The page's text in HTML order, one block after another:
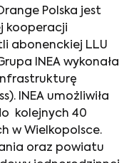
Polska jest
kooperacji
abonenckiej LLU
INEA wykonała
INEA umożliwiła
kolejnych 40
w Wielkopolsce.
oraz powiatu